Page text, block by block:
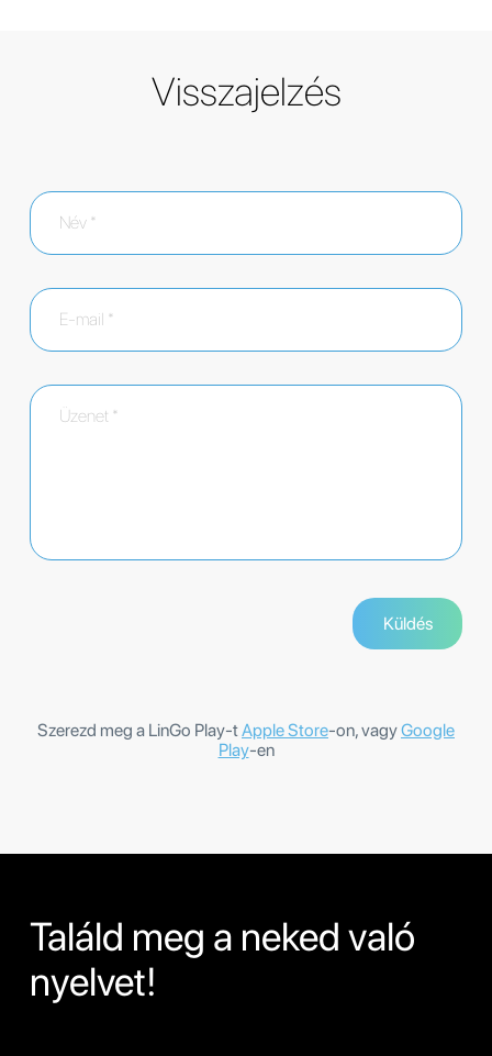
Visszajelzés
Szerezd meg a LinGo Play-tApple Store-on, vagyGoogle
Play-en
Találd meg a neked való
nyelvet!